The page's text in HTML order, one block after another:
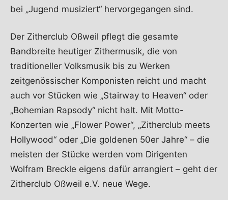
bei „Jugend musiziert“ hervorgegangen sind.
Der Zitherclub Oßweil pflegt die gesamte
Bandbreite heutiger Zithermusik, die von
traditioneller Volksmusik bis zu Werken
zeitgenössischer Komponisten reicht und macht
auch vor Stücken wie „Stairway to Heaven“ oder
„Bohemian Rapsody“ nicht halt. Mit Motto-
Konzerten wie „Flower Power“, „Zitherclub meets
Hollywood“ oder „Die goldenen 50er Jahre“ – die
meisten der Stücke werden vom Dirigenten
Wolfram Breckle eigens dafür arrangiert – geht der
Zitherclub Oßweil e.V. neue Wege.